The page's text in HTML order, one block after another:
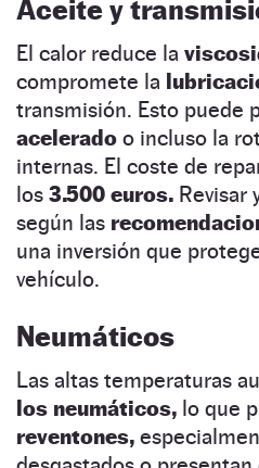
Aceite y
El calor reduce la
compromete la
transmisión. Esto puede
acelerado o incluso la
internas. El coste de
los 3.500 euros. Revisar
según las
una inversión que
vehículo.
Neumáticos
Las altas temperaturas
los neumáticos, lo que
reventones,